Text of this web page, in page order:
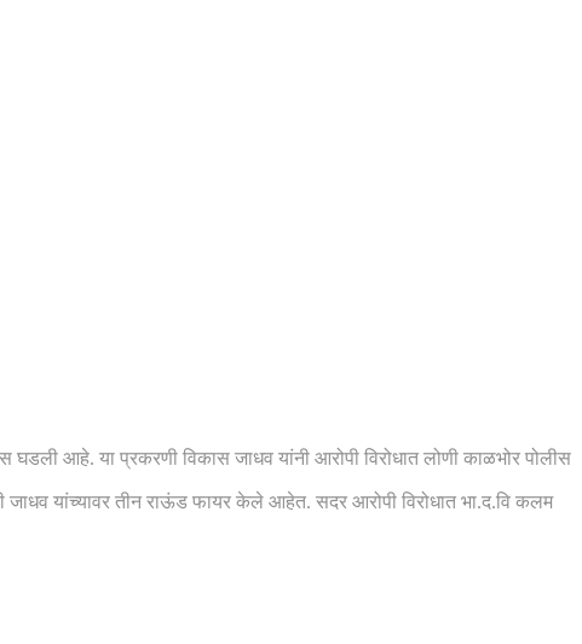
आहे. या प्रकरणी विकास जाधव यांनी आरोपी विरोधात लोणी काळभोर पोलीस
यांच्यावर तीन राऊंड फायर केले आहेत. सदर आरोपी विरोधात भा.द.वि कलम